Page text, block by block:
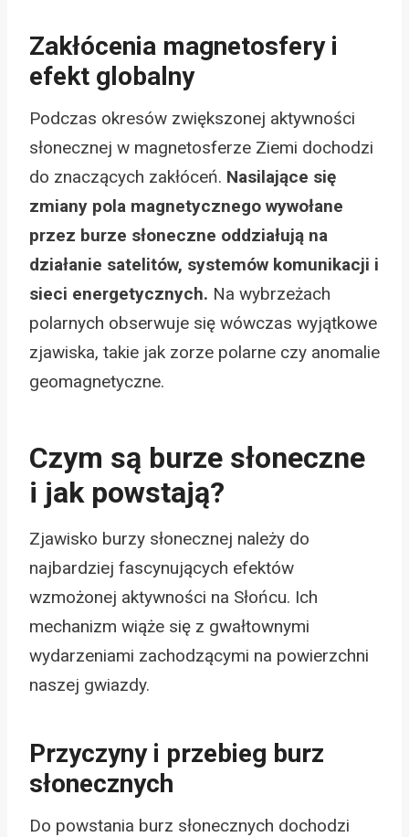
Zakłócenia magnetosfery i
efekt globalny
Podczas okresów zwiększonej aktywności
słonecznej w magnetosferze Ziemi dochodzi
do znaczących zakłóceń. Nasilające się
zmiany pola magnetycznego wywołane
przez burze słoneczne oddziałują na
działanie satelitów, systemów komunikacji i
sieci energetycznych. Na wybrzeżach
polarnych obserwuje się wówczas wyjątkowe
zjawiska, takie jak zorze polarne czy anomalie
geomagnetyczne.
Czym są burze słoneczne
i jak powstają?
Zjawisko burzy słonecznej należy do
najbardziej fascynujących efektów
wzmożonej aktywności na Słońcu. Ich
mechanizm wiąże się z gwałtownymi
wydarzeniami zachodzącymi na powierzchni
naszej gwiazdy.
Przyczyny i przebieg burz
słonecznych
Do powstania burz słonecznych dochodzi